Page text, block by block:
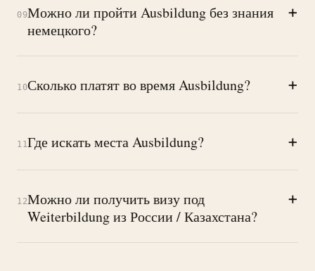
09Можно ли пройти Ausbildung без знания
немецкого?
+
10Сколько платят во время Ausbildung? +
11Где искать места Ausbildung? +
12Можно ли получить визу под
Weiterbildung из России / Казахстана?
+